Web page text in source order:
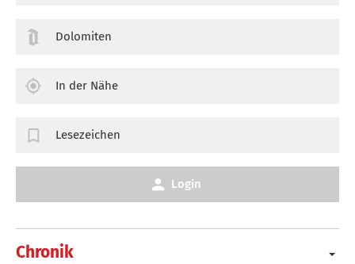
Chronik
Dolomiten
In der Nähe
Lesezeichen
Login